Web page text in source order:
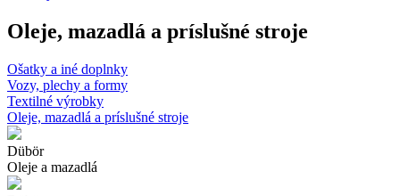
Oleje, mazadlá a príslušné stroje
Ošatky a iné doplnky
Vozy, plechy a formy
Textilné výrobky
Oleje, mazadlá a príslušné stroje
Dübör
Oleje a mazadlá